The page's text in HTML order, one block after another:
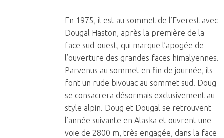
En 1975, il est au sommet de l’Everest avec
Dougal Haston, après la première de la
face sud-ouest, qui marque l’apogée de
l’ouverture des grandes faces himalyennes.
Parvenus au sommet en fin de journée, ils
font un rude bivouac au sommet sud. Doug
se consacrera désormais exclusivement au
style alpin. Doug et Dougal se retrouvent
l’année suivante en Alaska et ouvrent une
voie de 2800 m, très engagée, dans la face